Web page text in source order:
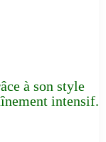
à son style
intensif.